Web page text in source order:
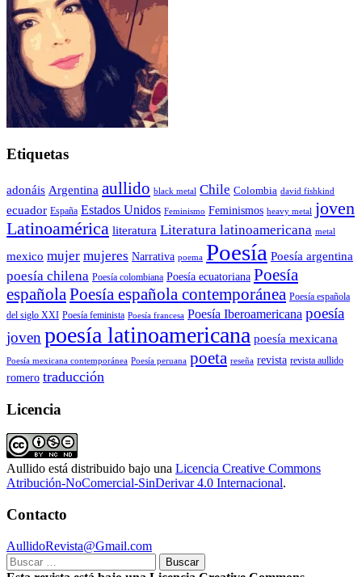
Etiquetas
adonáis Argentina aullido black metal Chile Colombia david fishkind
ecuador España Estados Unidos Feminismo Feminismos heavy metal joven
Latinoamérica literatura Literatura latinoamericana metal
mexico mujer mujeres Narrativa poema Poesía Poesía argentina
poesía chilena Poesía colombiana Poesía ecuatoriana Poesía
española Poesía española contemporánea Poesía española
del siglo XXI Poesía feminista Poesía francesa Poesía Iberoamericana poesía
joven poesía latinoamericana poesía mexicana
Poesía mexicana contemporánea Poesía peruana poeta reseña revista revista aullido
romero traducción
Licencia
Aullido está distribuido bajo una Licencia Creative Commons
Atribución-NoComercial-SinDerivar 4.0 Internacional.
Contacto
AullidoRevista@Gmail.com
Buscar: